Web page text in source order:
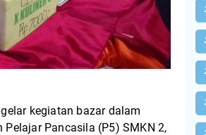
kegiatan bazar dalam
Pancasila (P5) SMKN 2,